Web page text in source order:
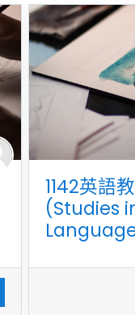
1142英語
(Studies